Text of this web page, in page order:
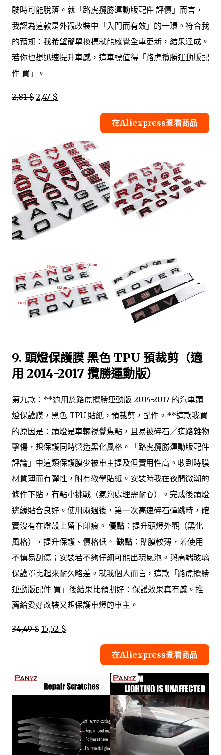
駛時可能脫落。就「路虎攬勝運動版配件 評價」而言，
我認為這款是外觀改裝中「入門而有效」的一環。符合我
的預期：我希望簡單換標就能感覺全車更新，結果達成。
若你也想迅速提升車感，這車標值得「路虎攬勝運動版配
件 買」。
2,81 $ 2,47 $
在Aliexpress查看商品
9. 頭燈保護膜 黑色 TPU 預裁剪（適
用 2014-2017 攬勝運動版）
第九款：**適用於路虎攬勝運動版 2014-2017 的汽車頭
燈保護膜，黑色 TPU 貼紙，預裁剪，配件。**這款我買
的原因是：頭燈是車輛視覺焦點，且易被碎石／道路雜物
擊傷，想保護同時營造黑化風格。「路虎攬勝運動版配件
評論」中這類保護膜少被車主提及但實用性高。收到時膜
材質薄而有彈性，附有教學貼紙。安裝時我在夜間微潮的
條件下貼，有點小挑戰（氣泡處理需耐心）。完成後頭燈
邊緣貼合良好。使用兩週後，第一次高速碎石彈跳時，確
實沒有在燈殼上留下印痕。 優點 ：提升頭燈外觀（黑化
風格），提升保護、價格低。 缺點 ：貼膜較薄，若使用
不慎易刮傷；安裝若不夠仔細可能出現氣泡。與高端玻璃
保護罩比起來耐久略差。就我個人而言，這款「路虎攬勝
運動版配件 買」後結果比預期好：保護效果真有感。推
薦給愛好改裝又想保護車燈的車主。
34,49 $ 15,52 $
在Aliexpress查看商品